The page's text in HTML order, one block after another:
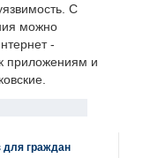
С
можно
-
приложениям и
для граждан